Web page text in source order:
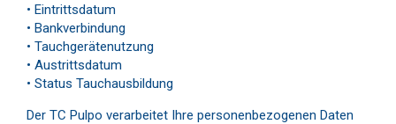
• Eintrittsdatum
• Bankverbindung
• Tauchgerätenutzung
• Austrittsdatum
• Status Tauchausbildung
Der TC Pulpo verarbeitet Ihre personenbezogenen Daten